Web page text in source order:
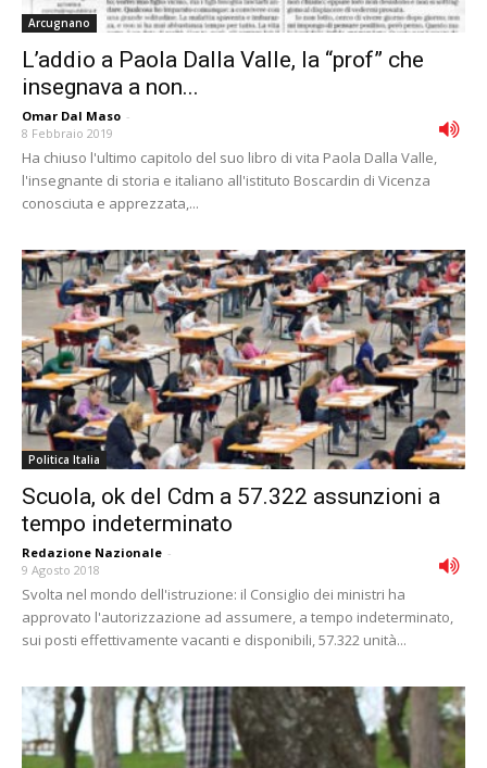
Arcugnano
L’addio a Paola Dalla Valle, la “prof” che
insegnava a non...
Omar Dal Maso -
8 Febbraio 2019
Ha chiuso l'ultimo capitolo del suo libro di vita Paola Dalla Valle,
l'insegnante di storia e italiano all'istituto Boscardin di Vicenza
conosciuta e apprezzata,...
Politica Italia
Scuola, ok del Cdm a 57.322 assunzioni a
tempo indeterminato
Redazione Nazionale -
9 Agosto 2018
Svolta nel mondo dell'istruzione: il Consiglio dei ministri ha
approvato l'autorizzazione ad assumere, a tempo indeterminato,
sui posti effettivamente vacanti e disponibili, 57.322 unità...